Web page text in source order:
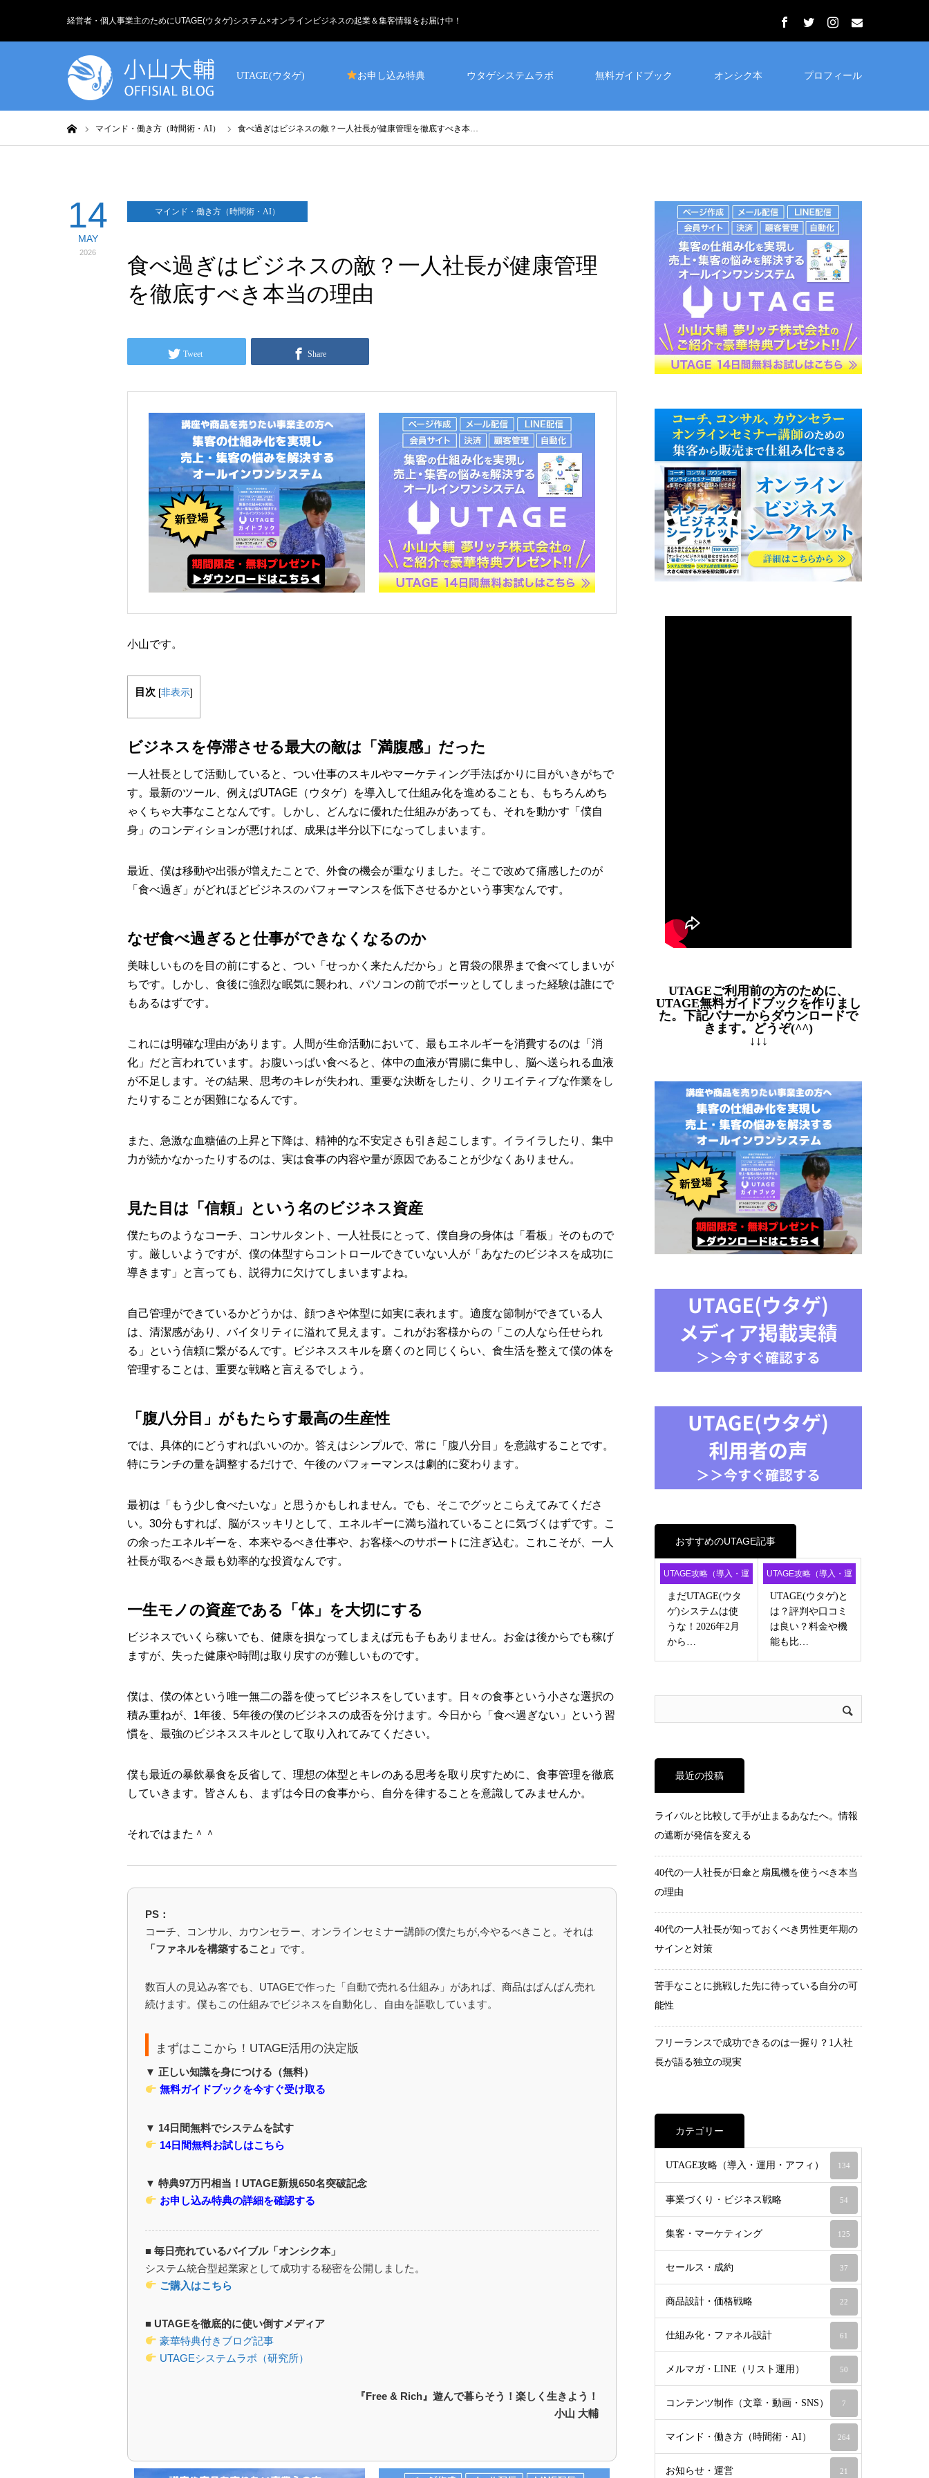
経営者・個人事業主のためにUTAGE(ウタゲ)システム×オンラインビジネスの起業＆集客情報をお届け中！
UTAGE(ウタゲ) お申し込み特典 ウタゲシステムラボ 無料ガイドブック オンシク本 プロフィール
マインド・働き方（時間術・AI） 食べ過ぎはビジネスの敵？一人社長が健康管理を徹底すべき本…
14
MAY
2026
マインド・働き方（時間術・AI）
食べ過ぎはビジネスの敵？一人社長が健康管理
を徹底すべき本当の理由
Tweet Share
小山です。
目次 [非表示]
ビジネスを停滞させる最大の敵は「満腹感」だった
一人社長として活動していると、つい仕事のスキルやマーケティング手法ばかりに目がいきがちで
す。最新のツール、例えばUTAGE（ウタゲ）を導入して仕組み化を進めることも、もちろんめち
ゃくちゃ大事なことなんです。しかし、どんなに優れた仕組みがあっても、それを動かす「僕自
身」のコンディションが悪ければ、成果は半分以下になってしまいます。
最近、僕は移動や出張が増えたことで、外食の機会が重なりました。そこで改めて痛感したのが
「食べ過ぎ」がどれほどビジネスのパフォーマンスを低下させるかという事実なんです。
なぜ食べ過ぎると仕事ができなくなるのか
美味しいものを目の前にすると、つい「せっかく来たんだから」と胃袋の限界まで食べてしまいが
ちです。しかし、食後に強烈な眠気に襲われ、パソコンの前でボーッとしてしまった経験は誰にで
もあるはずです。
これには明確な理由があります。人間が生命活動において、最もエネルギーを消費するのは「消
化」だと言われています。お腹いっぱい食べると、体中の血液が胃腸に集中し、脳へ送られる血液
が不足します。その結果、思考のキレが失われ、重要な決断をしたり、クリエイティブな作業をし
たりすることが困難になるんです。
また、急激な血糖値の上昇と下降は、精神的な不安定さも引き起こします。イライラしたり、集中
力が続かなかったりするのは、実は食事の内容や量が原因であることが少なくありません。
見た目は「信頼」という名のビジネス資産
僕たちのようなコーチ、コンサルタント、一人社長にとって、僕自身の身体は「看板」そのもので
す。厳しいようですが、僕の体型すらコントロールできていない人が「あなたのビジネスを成功に
導きます」と言っても、説得力に欠けてしまいますよね。
自己管理ができているかどうかは、顔つきや体型に如実に表れます。適度な節制ができている人
は、清潔感があり、バイタリティに溢れて見えます。これがお客様からの「この人なら任せられ
る」という信頼に繋がるんです。ビジネススキルを磨くのと同じくらい、食生活を整えて僕の体を
管理することは、重要な戦略と言えるでしょう。
「腹八分目」がもたらす最高の生産性
では、具体的にどうすればいいのか。答えはシンプルで、常に「腹八分目」を意識することです。
特にランチの量を調整するだけで、午後のパフォーマンスは劇的に変わります。
最初は「もう少し食べたいな」と思うかもしれません。でも、そこでグッとこらえてみてくださ
い。30分もすれば、脳がスッキリとして、エネルギーに満ち溢れていることに気づくはずです。こ
の余ったエネルギーを、本来やるべき仕事や、お客様へのサポートに注ぎ込む。これこそが、一人
社長が取るべき最も効率的な投資なんです。
一生モノの資産である「体」を大切にする
ビジネスでいくら稼いでも、健康を損なってしまえば元も子もありません。お金は後からでも稼げ
ますが、失った健康や時間は取り戻すのが難しいものです。
僕は、僕の体という唯一無二の器を使ってビジネスをしています。日々の食事という小さな選択の
積み重ねが、1年後、5年後の僕のビジネスの成否を分けます。今日から「食べ過ぎない」という習
慣を、最強のビジネススキルとして取り入れてみてください。
僕も最近の暴飲暴食を反省して、理想の体型とキレのある思考を取り戻すために、食事管理を徹底
していきます。皆さんも、まずは今日の食事から、自分を律することを意識してみませんか。
それではまた＾＾
PS：
コーチ、コンサル、カウンセラー、オンラインセミナー講師の僕たちが,今やるべきこと。それは
「ファネルを構築すること」 です。
数百人の見込み客でも、UTAGEで作った「自動で売れる仕組み」があれば、商品はばんばん売れ
続けます。僕もこの仕組みでビジネスを自動化し、自由を謳歌しています。
まずはここから！UTAGE活用の決定版
▼ 正しい知識を身につける（無料）
無料ガイドブックを今すぐ受け取る
▼ 14日間無料でシステムを試す
14日間無料お試しはこちら
▼ 特典97万円相当！UTAGE新規650名突破記念
お申し込み特典の詳細を確認する
■ 毎日売れているバイブル「オンシク本」
システム統合型起業家として成功する秘密を公開しました。
ご購入はこちら
■ UTAGEを徹底的に使い倒すメディア
豪華特典付きブログ記事
UTAGEシステムラボ（研究所）
『Free & Rich』遊んで暮らそう！楽しく生きよう！
小山 大輔
UTAGEご利用前の方のために、
UTAGE無料ガイドブックを作りまし
た。下記バナーからダウンロードで
きます。どうぞ(^^)
↓↓↓
おすすめのUTAGE記事
UTAGE攻略（導入・運
用・アフィ）
まだUTAGE(ウタ
ゲ)システムは使
うな！2026年2月
から…
UTAGE攻略（導入・運
用・アフィ）
UTAGE(ウタゲ)と
は？評判や口コミ
は良い？料金や機
能も比…
最近の投稿
ライバルと比較して手が止まるあなたへ。情報
の遮断が発信を変える
40代の一人社長が日傘と扇風機を使うべき本当
の理由
40代の一人社長が知っておくべき男性更年期の
サインと対策
苦手なことに挑戦した先に待っている自分の可
能性
フリーランスで成功できるのは一握り？1人社
長が語る独立の現実
カテゴリー
UTAGE攻略（導入・運用・アフィ） 134
事業づくり・ビジネス戦略 54
集客・マーケティング 125
セールス・成約 37
商品設計・価格戦略 22
仕組み化・ファネル設計 61
メルマガ・LINE（リスト運用） 50
コンテンツ制作（文章・動画・SNS） 7
マインド・働き方（時間術・AI） 264
お知らせ・運営 21